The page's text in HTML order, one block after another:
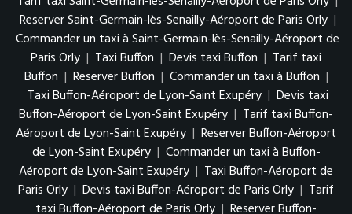
Reserver Saint-Germain-lès-Senailly-Aéroport de Paris Orly |
Commander un taxi à Saint-Germain-lès-Senailly-Aéroport de
Paris Orly | Taxi Buffon | Devis taxi Buffon | Tarif taxi
Buffon | Reserver Buffon | Commander un taxi à Buffon |
Taxi Buffon-Aéroport de Lyon-Saint Exupéry | Devis taxi
Buffon-Aéroport de Lyon-Saint Exupéry | Tarif taxi Buffon-
Aéroport de Lyon-Saint Exupéry | Reserver Buffon-Aéroport
de Lyon-Saint Exupéry | Commander un taxi à Buffon-
Aéroport de Lyon-Saint Exupéry | Taxi Buffon-Aéroport de
Paris Orly | Devis taxi Buffon-Aéroport de Paris Orly | Tarif
taxi Buffon-Aéroport de Paris Orly | Reserver Buffon-